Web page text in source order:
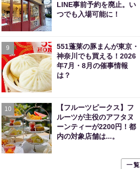
LINE事前予約を廃止。い
つでも入場可能に！
9
551蓬莱の豚まんが東京・
神奈川でも買える！2026
年7月・8月の催事情報
は？
10
【フルーツピークス】フ
ルーツが主役のアフタヌ
ーンティーが2200円！都
内の対象店舗は...。
一覧